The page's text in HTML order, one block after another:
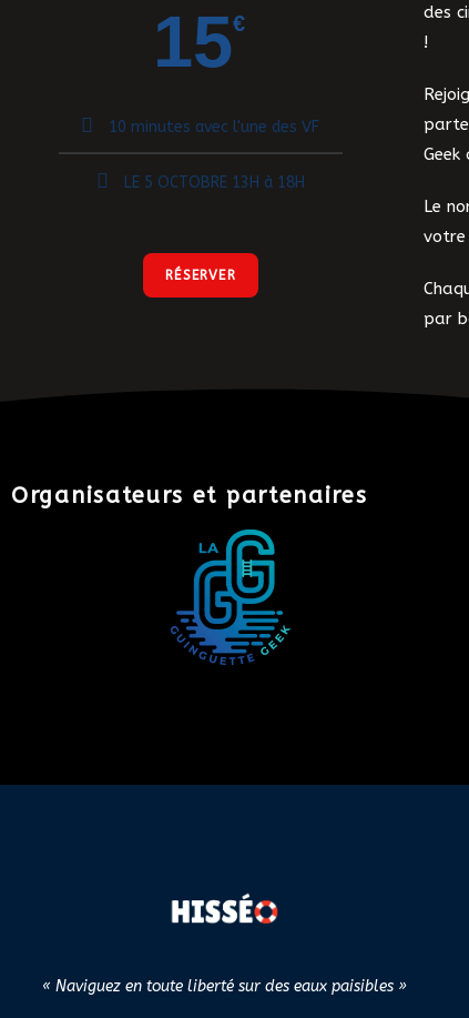
15€
10 minutes avec l'une des VF
LE 5 OCTOBRE 13H à 18H
RÉSERVER
des
!
Le
votre
par
Organisateurs et partenaires
« Naviguez en toute liberté sur des eaux paisibles »